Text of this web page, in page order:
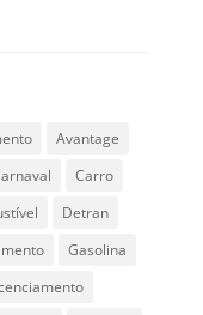
Avantage
Carro
Detran
Gasolina